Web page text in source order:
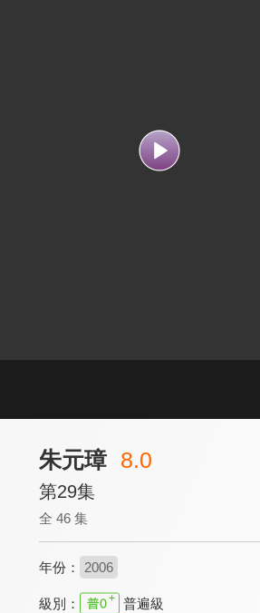
朱元璋 8.0
第29集
全 46 集
年份： 2006
級別： 普遍級